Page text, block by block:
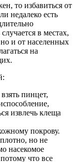
то избавиться от
недалеко есть
в местах,
и от населенных
на
пинцет,
извлечь клеща
покрову.
но не
насекомое
что все